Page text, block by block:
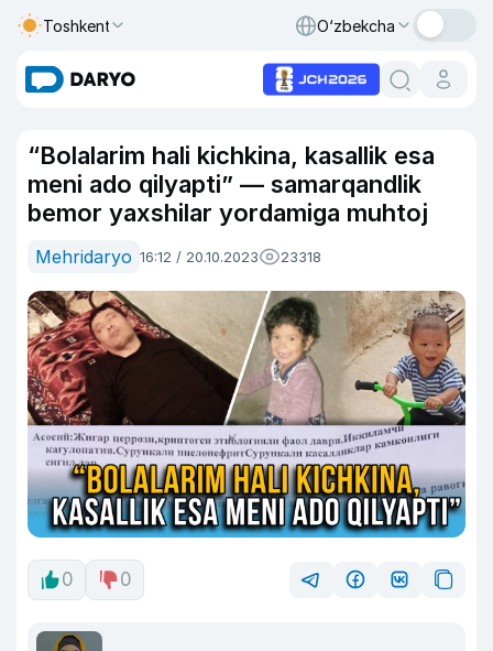
Toshkent O‘zbekcha
“Bolalarim hali kichkina, kasallik esa
meni ado qilyapti” — samarqandlik
bemor yaxshilar yordamiga muhtoj
Mehridaryo 16:12 / 20.10.2023 23318
0 0